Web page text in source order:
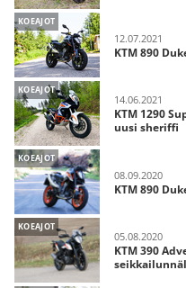
KOEAJOT
12.07.2021
KTM 890
KOEAJOT
14.06.2021
KTM 1290
uusi sheriffi
KOEAJOT
08.09.2020
KTM 890
KOEAJOT
05.08.2020
KTM 390